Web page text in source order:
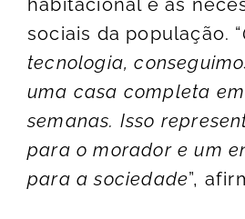
habitacional e às
sociais da população. “
tecnologia,
uma casa completa
semanas. Isso
para o morador e um
para a sociedade”,